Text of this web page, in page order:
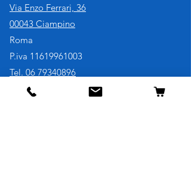
Via Enzo Ferrari, 36
00043 Ciampino
Roma
P.iva 11619961003
Tel. 06 79340896
Cell. 3921730707